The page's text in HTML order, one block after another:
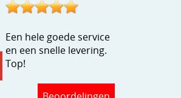
kijkje
Een hele goede service
en een snelle levering.
Top!